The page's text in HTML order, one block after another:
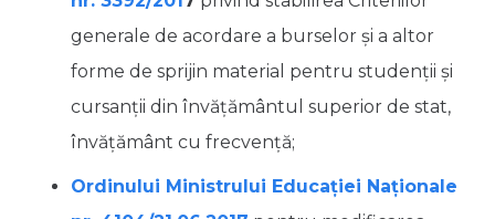
generale de acordare a burselor şi a altor
forme de sprijin material pentru studenţii şi
cursanţii din învăţământul superior de stat,
învăţământ cu frecvenţă;
Ordinului Ministrului Educației Naționale